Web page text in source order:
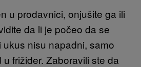
u prodavnici, onjušite ga ili
da li je počeo da se
ukus nisu napadni, samo
frižider. Zaboravili ste da